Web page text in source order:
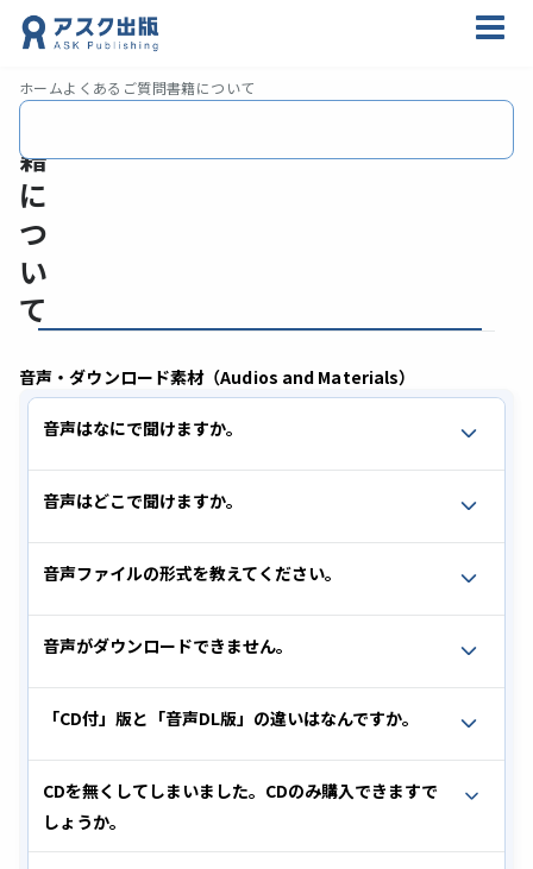
ホームよくあるご質問書籍について
書
籍
に
つ
い
て
音声・ダウンロード素材（Audios and Materials）
音声はなにで聞けますか。
音声はどこで聞けますか。
音声ファイルの形式を教えてください。
音声がダウンロードできません。
「CD付」版と「音声DL版」の違いはなんですか。
CDを無くしてしまいました。CDのみ購入できますで
しょうか。